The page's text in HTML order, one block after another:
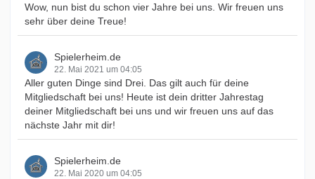
Wow, nun bist du schon vier Jahre bei uns. Wir freuen uns
sehr über deine Treue!
Spielerheim.de
22. Mai 2021 um 04:05
Aller guten Dinge sind Drei. Das gilt auch für deine
Mitgliedschaft bei uns! Heute ist dein dritter Jahrestag
deiner Mitgliedschaft bei uns und wir freuen uns auf das
nächste Jahr mit dir!
Spielerheim.de
22. Mai 2020 um 04:05